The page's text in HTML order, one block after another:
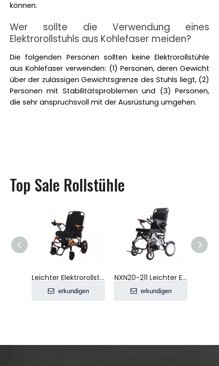
können.
Wer sollte die Verwendung eines
Elektrorollstuhls aus Kohlefaser meiden?
Die folgenden Personen sollten keine Elektrorollstühle
aus Kohlefaser verwenden: (1) Personen, deren Gewicht
über der zulässigen Gewichtsgrenze des Stuhls liegt, (2)
Personen mit Stabilitätsproblemen und (3) Personen,
die sehr anspruchsvoll mit der Ausrüstung umgehen.
Top Sale Rollstühle
erkundigen erkundigen